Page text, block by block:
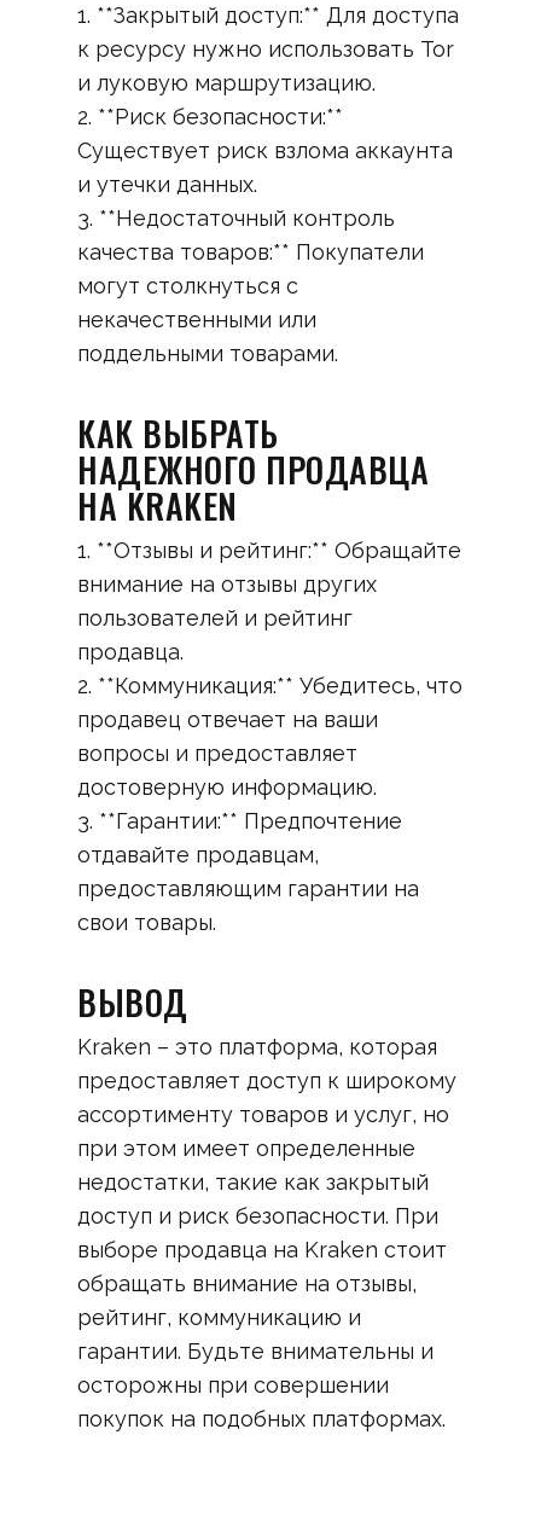
1. **Закрытый доступ:** Для доступа
к ресурсу нужно использовать Tor
и луковую маршрутизацию.
2. **Риск безопасности:**
Существует риск взлома аккаунта
и утечки данных.
3. **Недостаточный контроль
качества товаров:** Покупатели
могут столкнуться с
некачественными или
поддельными товарами.
КАК ВЫБРАТЬ
НАДЕЖНОГО ПРОДАВЦА
НА KRAKEN
1. **Отзывы и рейтинг:** Обращайте
внимание на отзывы других
пользователей и рейтинг
продавца.
2. **Коммуникация:** Убедитесь, что
продавец отвечает на ваши
вопросы и предоставляет
достоверную информацию.
3. **Гарантии:** Предпочтение
отдавайте продавцам,
предоставляющим гарантии на
свои товары.
ВЫВОД
Kraken – это платформа, которая
предоставляет доступ к широкому
ассортименту товаров и услуг, но
при этом имеет определенные
недостатки, такие как закрытый
доступ и риск безопасности. При
выборе продавца на Kraken стоит
обращать внимание на отзывы,
рейтинг, коммуникацию и
гарантии. Будьте внимательны и
осторожны при совершении
покупок на подобных платформах.